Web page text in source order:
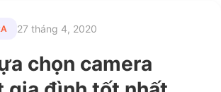
27 tháng 4, 2020
chọn camera